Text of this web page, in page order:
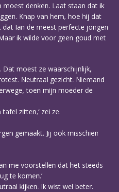
denken. Laat staan dat ik
Knap van hem, hoe hij dat
dat Ian de meest perfecte jongen
ik wilde voor geen goud met
Dat moest ze waarschijnlijk,
Neutraal gezicht. Niemand
toen mijn moeder de
zitten,’ zei ze.
gemaakt. Jij ook misschien
me voorstellen dat het steeds
te komen.’
kijken. Ik wist wel beter.